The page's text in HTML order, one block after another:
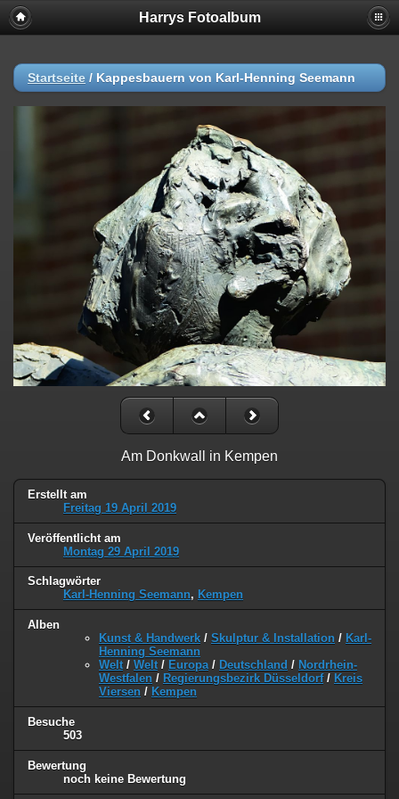
Harrys Fotoalbum
Startseite / Kappesbauern von Karl-Henning Seemann
Am Donkwall in Kempen
Erstellt am
Freitag 19 April 2019
Veröffentlicht am
Montag 29 April 2019
Schlagwörter
Karl-Henning Seemann, Kempen
Alben
Kunst & Handwerk / Skulptur & Installation / Karl-
Henning Seemann
Welt / Welt / Europa/ Deutschland / Nordrhein-
Westfalen / Regierungsbezirk Düsseldorf/ Kreis
Viersen / Kempen
Besuche
503
Bewertung
noch keine Bewertung